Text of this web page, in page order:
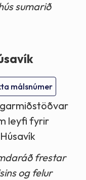
sumarið
málsnúmer
leyfi fyrir
frestar
og felur